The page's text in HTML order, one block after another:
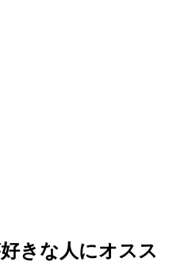
きな人にオスス